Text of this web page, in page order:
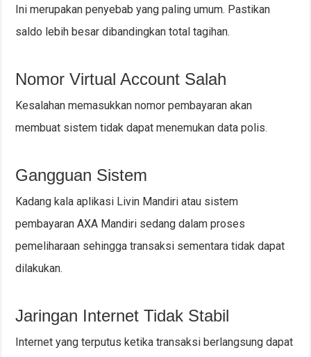
Ini merupakan penyebab yang paling umum. Pastikan
saldo lebih besar dibandingkan total tagihan.
Nomor Virtual Account Salah
Kesalahan memasukkan nomor pembayaran akan
membuat sistem tidak dapat menemukan data polis.
Gangguan Sistem
Kadang kala aplikasi Livin Mandiri atau sistem
pembayaran AXA Mandiri sedang dalam proses
pemeliharaan sehingga transaksi sementara tidak dapat
dilakukan.
Jaringan Internet Tidak Stabil
Internet yang terputus ketika transaksi berlangsung dapat